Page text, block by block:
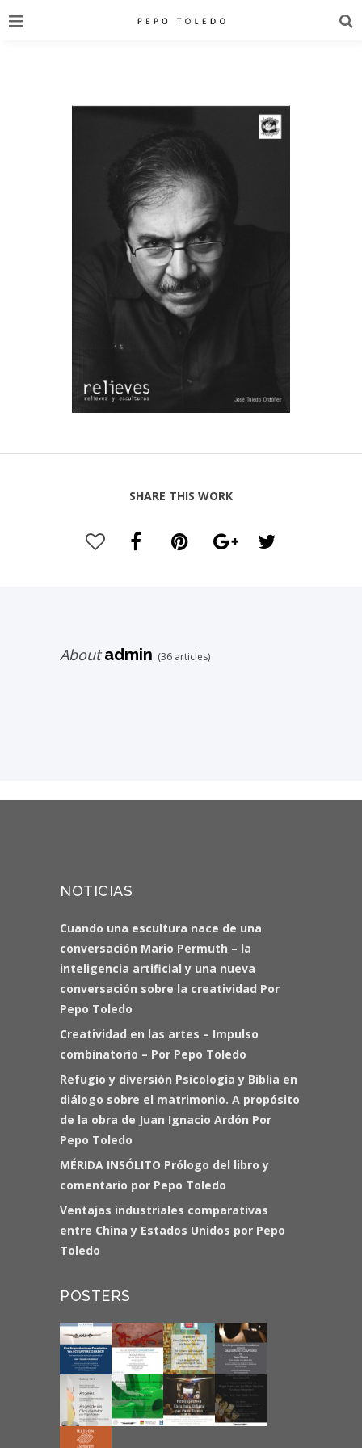
SHARE THIS WORK
Aboutadmin (36 articles)
NOTICIAS
Cuando una escultura nace de una
conversación Mario Permuth – la
inteligencia artificial y una nueva
conversación sobre la creatividad Por
Pepo Toledo
Creatividad en las artes – Impulso
combinatorio – Por Pepo Toledo
Refugio y diversión Psicología y Biblia en
diálogo sobre el matrimonio. A propósito
de la obra de Juan Ignacio Ardón Por
Pepo Toledo
MÉRIDA INSÓLITO Prólogo del libro y
comentario por Pepo Toledo
Ventajas industriales comparativas
entre China y Estados Unidos por Pepo
Toledo
POSTERS